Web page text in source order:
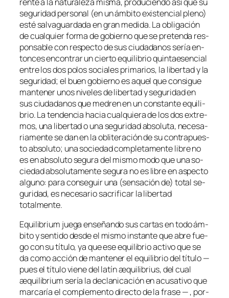
se­gu­ri­dad per­so­nal (en un ám­bi­to exis­ten­cial pleno)
es­té sal­va­guar­da­da en gran me­di­da. La obli­ga­ción
de cual­quier for­ma de go­bierno que se pre­ten­da res­
pon­sa­ble con res­pec­to de sus ciu­da­da­nos se­ría en­
ton­ces en­con­trar un cier­to equi­li­brio quin­tae­sen­cial
en­tre los dos po­los so­cia­les pri­ma­rios, la li­ber­tad y la
se­gu­ri­dad; el buen go­bierno es aquel que con­si­gue
man­te­ner unos ni­ve­les de li­ber­tad y se­gu­ri­dad en
sus ciu­da­da­nos que me­dren en un cons­tan­te equi­li­
brio. La ten­den­cia ha­cia cual­quie­ra de los dos ex­tre­
mos, una li­ber­tad o una se­gu­ri­dad ab­so­lu­ta, ne­ce­sa­
ria­men­te se dan en la obli­te­ra­ción de su con­tra­pues­
to ab­so­lu­to; una so­cie­dad com­ple­ta­men­te li­bre no
es en ab­so­lu­to se­gu­ra del mis­mo mo­do que una so­
cie­dad ab­so­lu­ta­men­te se­gu­ra no es li­bre en as­pec­to
al­guno: pa­ra con­se­guir una (sen­sa­ción de) to­tal se­
gu­ri­dad, es ne­ce­sa­rio sa­cri­fi­car la li­ber­tad
totalmente.
Equilibrium jue­ga en­se­ñan­do sus car­tas en to­do ám­
bi­to y sen­ti­do des­de el mis­mo ins­tan­te que abre fue­
go con su tí­tu­lo, ya que ese equi­li­brio ac­ti­vo que se
da co­mo ac­ción de man­te­ner el equi­li­brio del tí­tu­lo —
pues el tí­tu­lo vie­ne del la­tínæqui­li­brius, del cual
æqui­li­brium se­ría la de­cla­ni­ca­ción en acu­sa­ti­vo que
mar­ca­ría el com­ple­men­to di­rec­to de la fra­se — , por­